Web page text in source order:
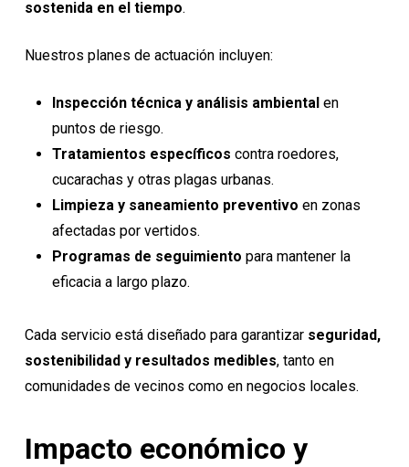
sostenida en el tiempo.
Nuestros planes de actuación incluyen:
Inspección técnica y análisis ambientalen
puntos de riesgo.
Tratamientos específicos contra roedores,
cucarachas y otras plagas urbanas.
Limpieza y saneamiento preventivo en zonas
afectadas por vertidos.
Programas de seguimiento para mantener la
eficacia a largo plazo.
Cada servicio está diseñado para garantizar seguridad,
sostenibilidad y resultados medibles, tanto en
comunidades de vecinos como en negocios locales.
Impacto económico y